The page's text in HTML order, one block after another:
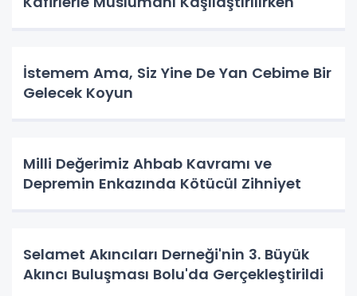
İstemem Ama, Siz Yine De Yan Cebime Bir
Gelecek Koyun
Milli Değerimiz Ahbab Kavramı ve
Depremin Enkazında Kötücül Zihniyet
Selamet Akıncıları Derneği'nin 3. Büyük
Akıncı Buluşması Bolu'da Gerçekleştirildi